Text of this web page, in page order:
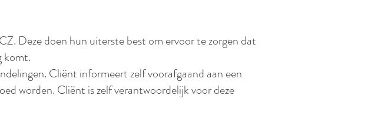
Deze doen hun uiterste best om ervoor te zorgen dat
komt.
Cliënt informeert zelf voorafgaand aan een
worden. Cliënt is zelf verantwoordelijk voor deze